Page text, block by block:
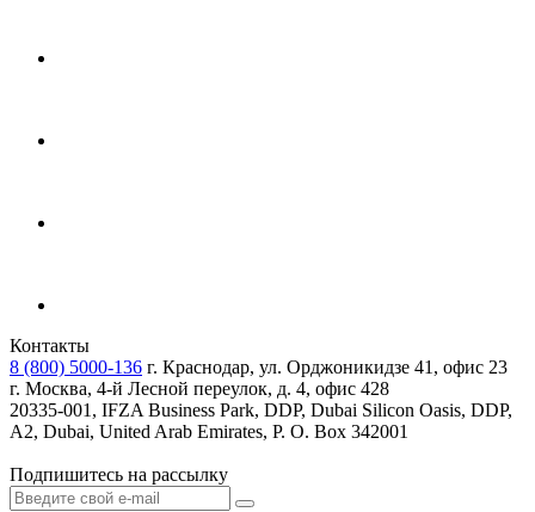
Контакты
8 (800) 5000-136 г. Краснодар, ул. Орджоникидзе 41, офис 23
г. Москва, 4-й Лесной переулок, д. 4, офис 428
20335-001, IFZA Business Park, DDP, Dubai Silicon Oasis, DDP,
A2, Dubai, United Arab Emirates, P. O. Box 342001
Подпишитесь на рассылку